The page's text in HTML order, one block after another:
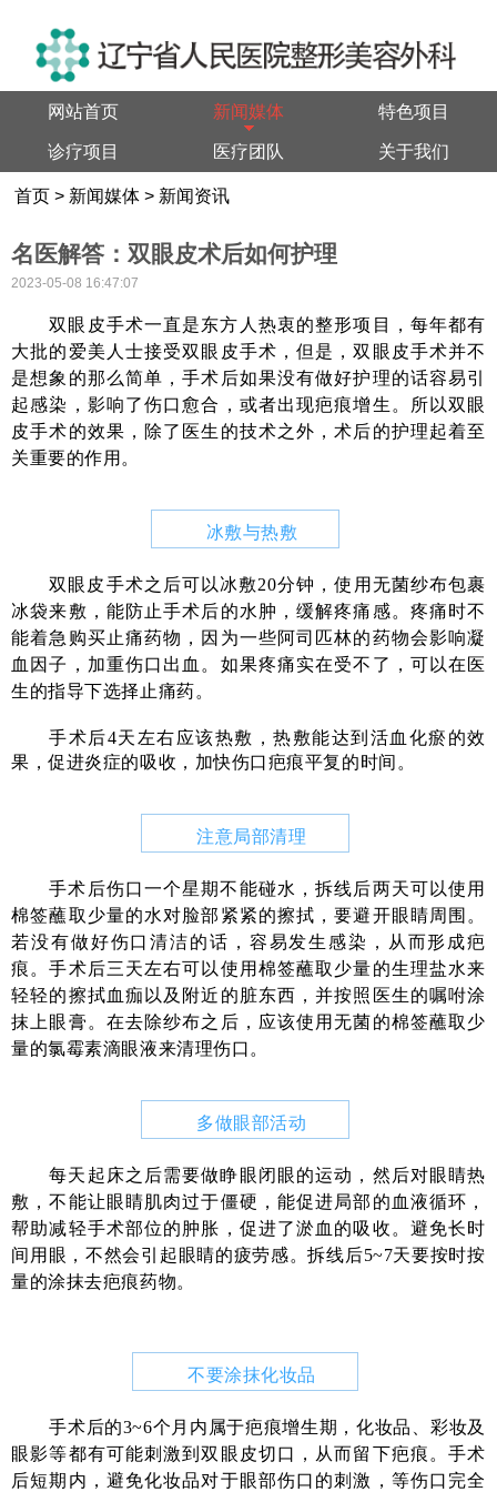
网站首页 新闻媒体 特色项目
诊疗项目 医疗团队 关于我们
首页 > 新闻媒体 > 新闻资讯
名医解答：双眼皮术后如何护理
2023-05-08 16:47:07
双眼皮手术一直是东方人热衷的整形项目，每年都有
大批的爱美人士接受双眼皮手术，但是，双眼皮手术并不
是想象的那么简单，手术后如果没有做好护理的话容易引
起感染，影响了伤口愈合，或者出现疤痕增生。所以双眼
皮手术的效果，除了医生的技术之外，术后的护理起着至
关重要的作用。
冰敷与热敷
双眼皮手术之后可以冰敷20分钟，使用无菌纱布包裹
冰袋来敷，能防止手术后的水肿，缓解疼痛感。疼痛时不
能着急购买止痛药物，因为一些阿司匹林的药物会影响凝
血因子，加重伤口出血。如果疼痛实在受不了，可以在医
生的指导下选择止痛药。
手术后4天左右应该热敷，热敷能达到活血化瘀的效
果，促进炎症的吸收，加快伤口疤痕平复的时间。
注意局部清理
手术后伤口一个星期不能碰水，拆线后两天可以使用
棉签蘸取少量的水对脸部紧紧的擦拭，要避开眼睛周围。
若没有做好伤口清洁的话，容易发生感染，从而形成疤
痕。手术后三天左右可以使用棉签蘸取少量的生理盐水来
轻轻的擦拭血痂以及附近的脏东西，并按照医生的嘱咐涂
抹上眼膏。在去除纱布之后，应该使用无菌的棉签蘸取少
量的氯霉素滴眼液来清理伤口。
多做眼部活动
每天起床之后需要做睁眼闭眼的运动，然后对眼睛热
敷，不能让眼睛肌肉过于僵硬，能促进局部的血液循环，
帮助减轻手术部位的肿胀，促进了淤血的吸收。避免长时
间用眼，不然会引起眼睛的疲劳感。拆线后5~7天要按时按
量的涂抹去疤痕药物。
不要涂抹化妆品
手术后的3~6个月内属于疤痕增生期，化妆品、彩妆及
眼影等都有可能刺激到双眼皮切口，从而留下疤痕。手术
后短期内，避免化妆品对于眼部伤口的刺激，等伤口完全